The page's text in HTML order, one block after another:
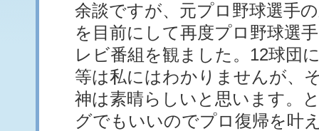
余談ですが、元プロ野球選手
を目前にして再度プロ野球選
レビ番組を観ました。12球団
等は私にはわかりませんが、
神は素晴らしいと思います。
グでもいいのでプロ復帰を叶